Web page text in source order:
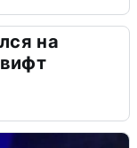
на